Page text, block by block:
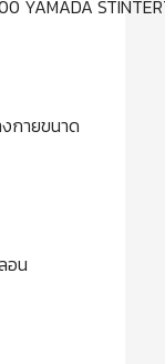
YAMADA
กายขนาด
อน